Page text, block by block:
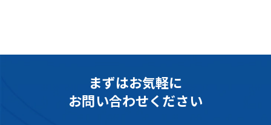
まずはお気軽に
お問い合わせください